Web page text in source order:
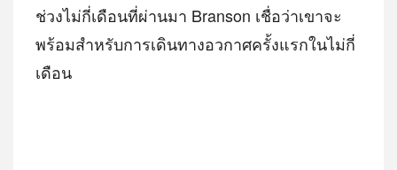
ช่วงไม่กี่เดือนที่ผ่านมา Branson เชื่อว่าเขาจะ
พร้อมสำหรับการเดินทางอวกาศครั้งแรกในไม่กี่
เดือน